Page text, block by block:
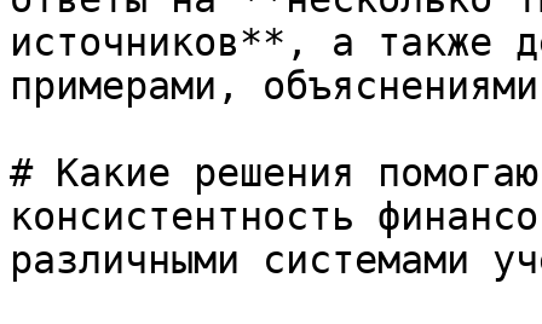
источников**, а также
примерами,
# Какие решения
консистентность
различными системами